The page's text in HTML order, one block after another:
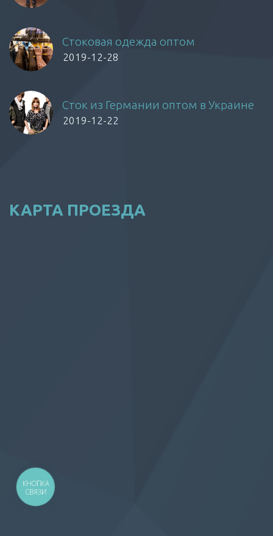
Стоковая одежда оптом
2019-12-28
Сток из Германии оптом в Украине
2019-12-22
КАРТА ПРОЕЗДА
КНОПКА
СВЯЗИ